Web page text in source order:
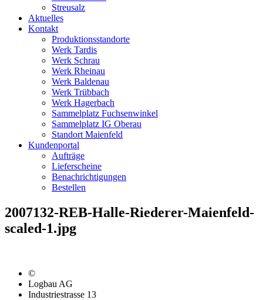
Streusalz
Aktuelles
Kontakt
Produktionsstandorte
Werk Tardis
Werk Schrau
Werk Rheinau
Werk Baldenau
Werk Trübbach
Werk Hagerbach
Sammelplatz Fuchsenwinkel
Sammelplatz IG Oberau
Standort Maienfeld
Kundenportal
Aufträge
Lieferscheine
Benachrichtigungen
Bestellen
2007132-REB-Halle-Riederer-Maienfeld-
scaled-1.jpg
©
Logbau AG
Industriestrasse 13